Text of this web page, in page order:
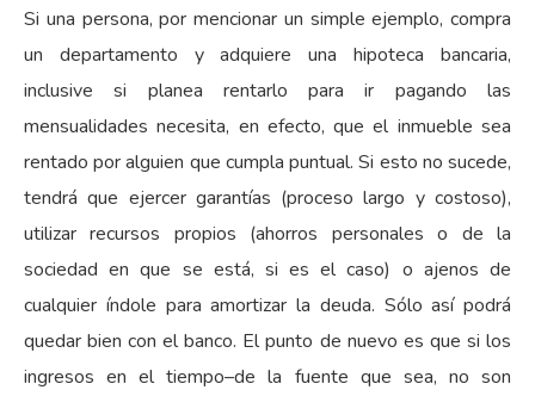
Si una persona, por mencionar un simple ejemplo, compra
un departamento y adquiere una hipoteca bancaria,
inclusive si planea rentarlo para ir pagando las
mensualidades necesita, en efecto, que el inmueble sea
rentado por alguien que cumpla puntual. Si esto no sucede,
tendrá que ejercer garantías (proceso largo y costoso),
utilizar recursos propios (ahorros personales o de la
sociedad en que se está, si es el caso) o ajenos de
cualquier índole para amortizar la deuda. Sólo así podrá
quedar bien con el banco. El punto de nuevo es que si los
ingresos en el tiempo–de la fuente que sea, no son